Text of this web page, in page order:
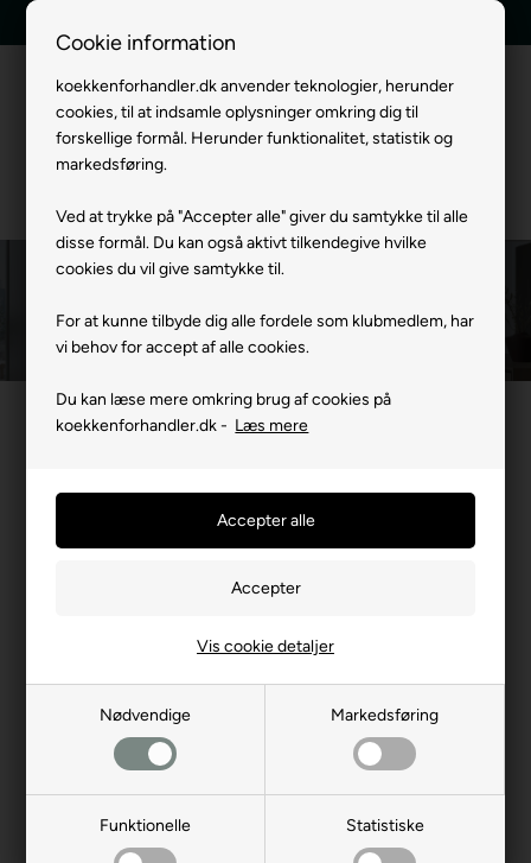
Cookie information
koekkenforhandler.dk anvender teknologier, herunder
cookies, til at indsamle oplysninger omkring dig til
forskellige formål. Herunder funktionalitet, statistik og
markedsføring.
Ved at trykke på "Accepter alle" giver du samtykke til alle
disse formål. Du kan også aktivt tilkendegive hvilke
cookies du vil give samtykke til.
For at kunne tilbyde dig alle fordele som klubmedlem, har
vi behov for accept af alle cookies.
Du kan læse mere omkring brug af cookies på
koekkenforhandler.dk - Læs mere
Nødvendige Markedsføring
Funktionelle Statistiske
Vis cookie detaljer
Menu
Du er her:Liebherr Køle-/fryseskabe
Liebherr Køle-/fryseskabe
Liebherr Integrerbare
køle-/fryseskabe
Filtrer produkter